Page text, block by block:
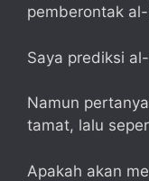
pemberontak
Saya prediksi
Namun
tamat, lalu
Apakah akan